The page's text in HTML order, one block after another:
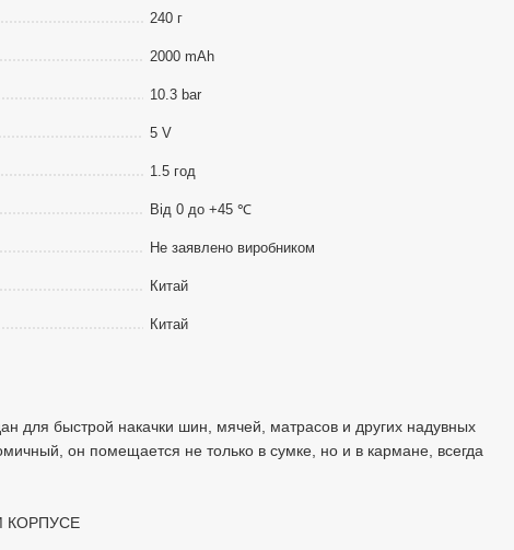
240 г
2000 mAh
10.3 bar
5 V
1.5 год
Від 0 до +45 ℃
Не заявлено виробником
Китай
Китай
для быстрой накачки шин, мячей, матрасов и других надувных
он помещается не только в сумке, но и в кармане, всегда
КОРПУСЕ